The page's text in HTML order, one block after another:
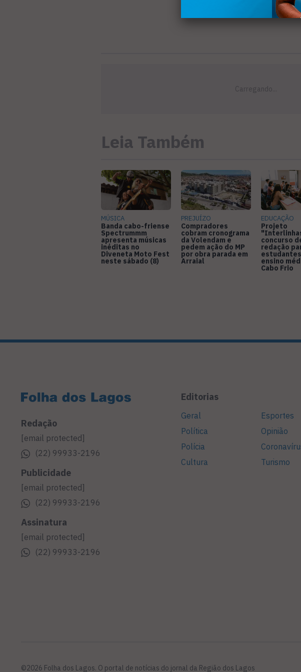
Leia Também
MÚSICA
Banda cabo-friense
Spectrummm
apresenta músicas
inéditas no
Diveneta Moto Fest
neste sábado (8)
PREJUÍZO
Compradores
cobram cronograma
da Volendam e
pedem ação do MP
por obra parada em
Arraial
EDUCAÇÃO
Projeto
concurso
redação
ensino
Cabo Frio
Redação
[email protected]
(22) 99933-2196
Publicidade
[email protected]
(22) 99933-2196
Assinatura
[email protected]
(22) 99933-2196
Editorias
Geral
Política
Polícia
Cultura
Esportes
Opinião
Turismo
©2026 Folha dos Lagos. O portal de notícias do jornal da Região dos Lagos